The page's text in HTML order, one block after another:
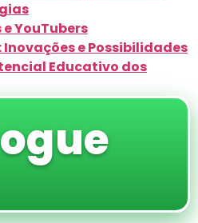
YouTubers
e Possibilidades
Educativo dos